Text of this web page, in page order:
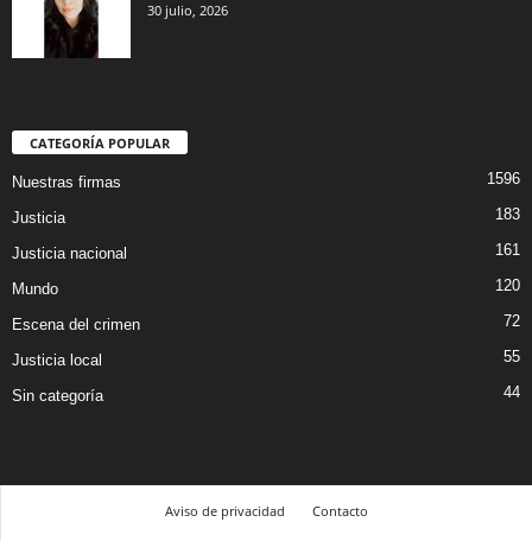
30 julio, 2026
CATEGORÍA POPULAR
Nuestras firmas 1596
Justicia 183
Justicia nacional 161
Mundo 120
Escena del crimen 72
Justicia local 55
Sin categoría 44
Aviso de privacidad
Contacto